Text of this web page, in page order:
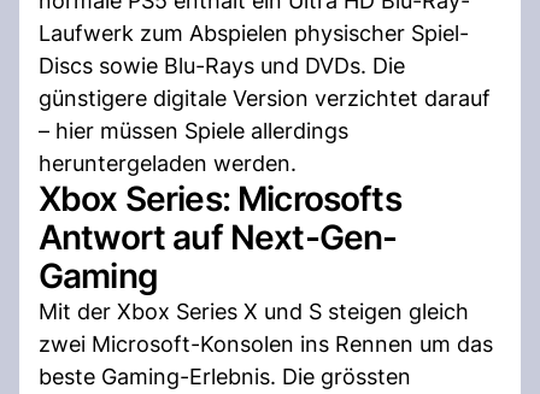
Laufwerk zum Abspielen physischer Spiel-
Discs sowie Blu-Rays und DVDs. Die
günstigere digitale Version verzichtet darauf
– hier müssen Spiele allerdings
heruntergeladen werden.
Xbox Series: Microsofts
Antwort auf Next-Gen-
Gaming
Mit der Xbox Series X und S steigen gleich
zwei Microsoft-Konsolen ins Rennen um das
beste Gaming-Erlebnis. Die grössten